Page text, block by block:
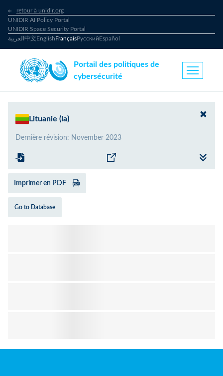
retour à unidir.org
UNIDIR AI Policy Portal
UNIDIR Space Security Portal
العربية 中文EnglishFrançaisРусскийEspañol
Portail des politiques de
cybersécurité
Lituanie (la)
Dernière révision: November 2023
Imprimer en PDF
Go to Database